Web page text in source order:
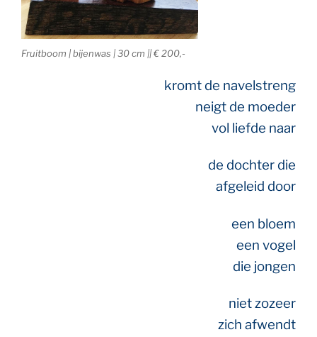
Fruitboom | bijenwas | 30 cm || € 200,-
kromt de navelstreng
neigt de moeder
vol liefde naar
de dochter die
afgeleid door
een bloem
een vogel
die jongen
niet zozeer
zich afwendt